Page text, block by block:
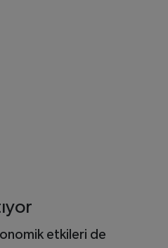
etkileri de